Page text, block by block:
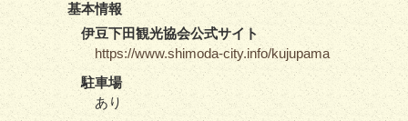
基本情報
伊豆下田観光協会公式サイト
https://www.shimoda-city.info/kujupama
駐車場
あり